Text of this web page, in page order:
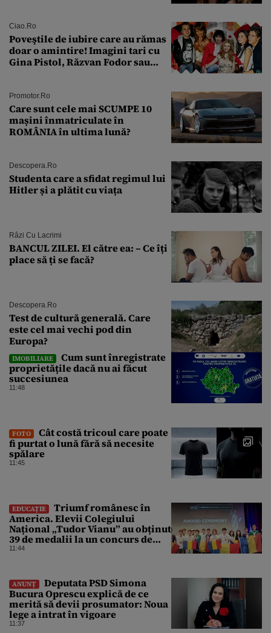
Ciao.ro
Poveştile de iubire care au rămas
doar o amintire! Imagini tari cu
Gina Pistol, Răzvan Fodor sau
Promotor.ro
Care sunt cele mai SCUMPE 10
mașini înmatriculate în
ROMÂNIA în ultima lună?
Descopera.ro
Studenta care a sfidat regimul lui
Hitler și a plătit cu viața
Râzi Cu Lacrimi
BANCUL ZILEI. El către ea: – Ce îți
place să ți se facă?
Descopera.ro
Test de cultură generală. Care
este cel mai vechi pod din
Europa?
IMOBILIARE
Cum sunt înregistrate
proprietățile dacă nu ai făcut
succesiunea
11:48
FOTO
Cât costă tricoul care poate
fi purtat o lună fără să necesite
spălare
11:45
EDUCAȚIE
Triumf românesc în
America. Elevii Colegiului
Național „Tudor Vianu” au obținut
39 de medalii la un concurs de
științe
11:44
ANUNȚ
Deputata PSD Simona
Bucura Oprescu explică de ce
merită să devii prosumator: Noua
lege a intrat în vigoare
11:37